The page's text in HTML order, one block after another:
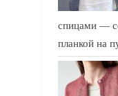
спицами —
планкой на